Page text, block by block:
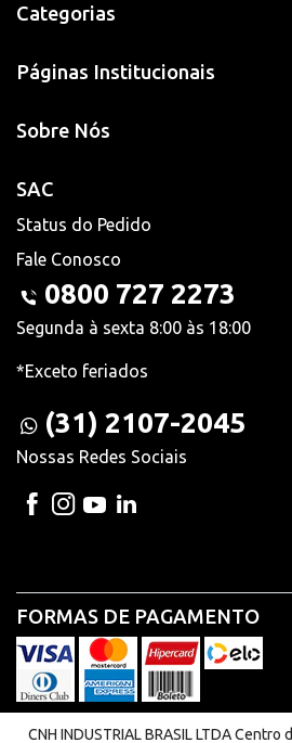
Categorias
Páginas Institucionais
Sobre Nós
SAC
Status do Pedido
Fale Conosco
0800 727 2273
Segunda à sexta 8:00 às 18:00
*Exceto feriados
(31) 2107-2045
Nossas Redes Sociais
FORMAS DE PAGAMENTO
CNH INDUSTRIAL BRASIL LTDA Centro